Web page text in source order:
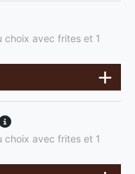
choix avec frites et 1
choix avec frites et 1